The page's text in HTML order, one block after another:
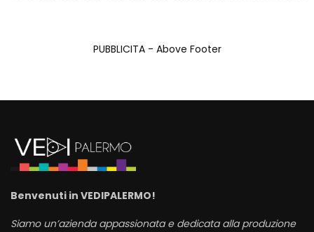
PUBBLICITA - Above Footer
Benvenuti in VEDIPALERMO!
Siamo un’azienda appassionata e dedicata alla produzione